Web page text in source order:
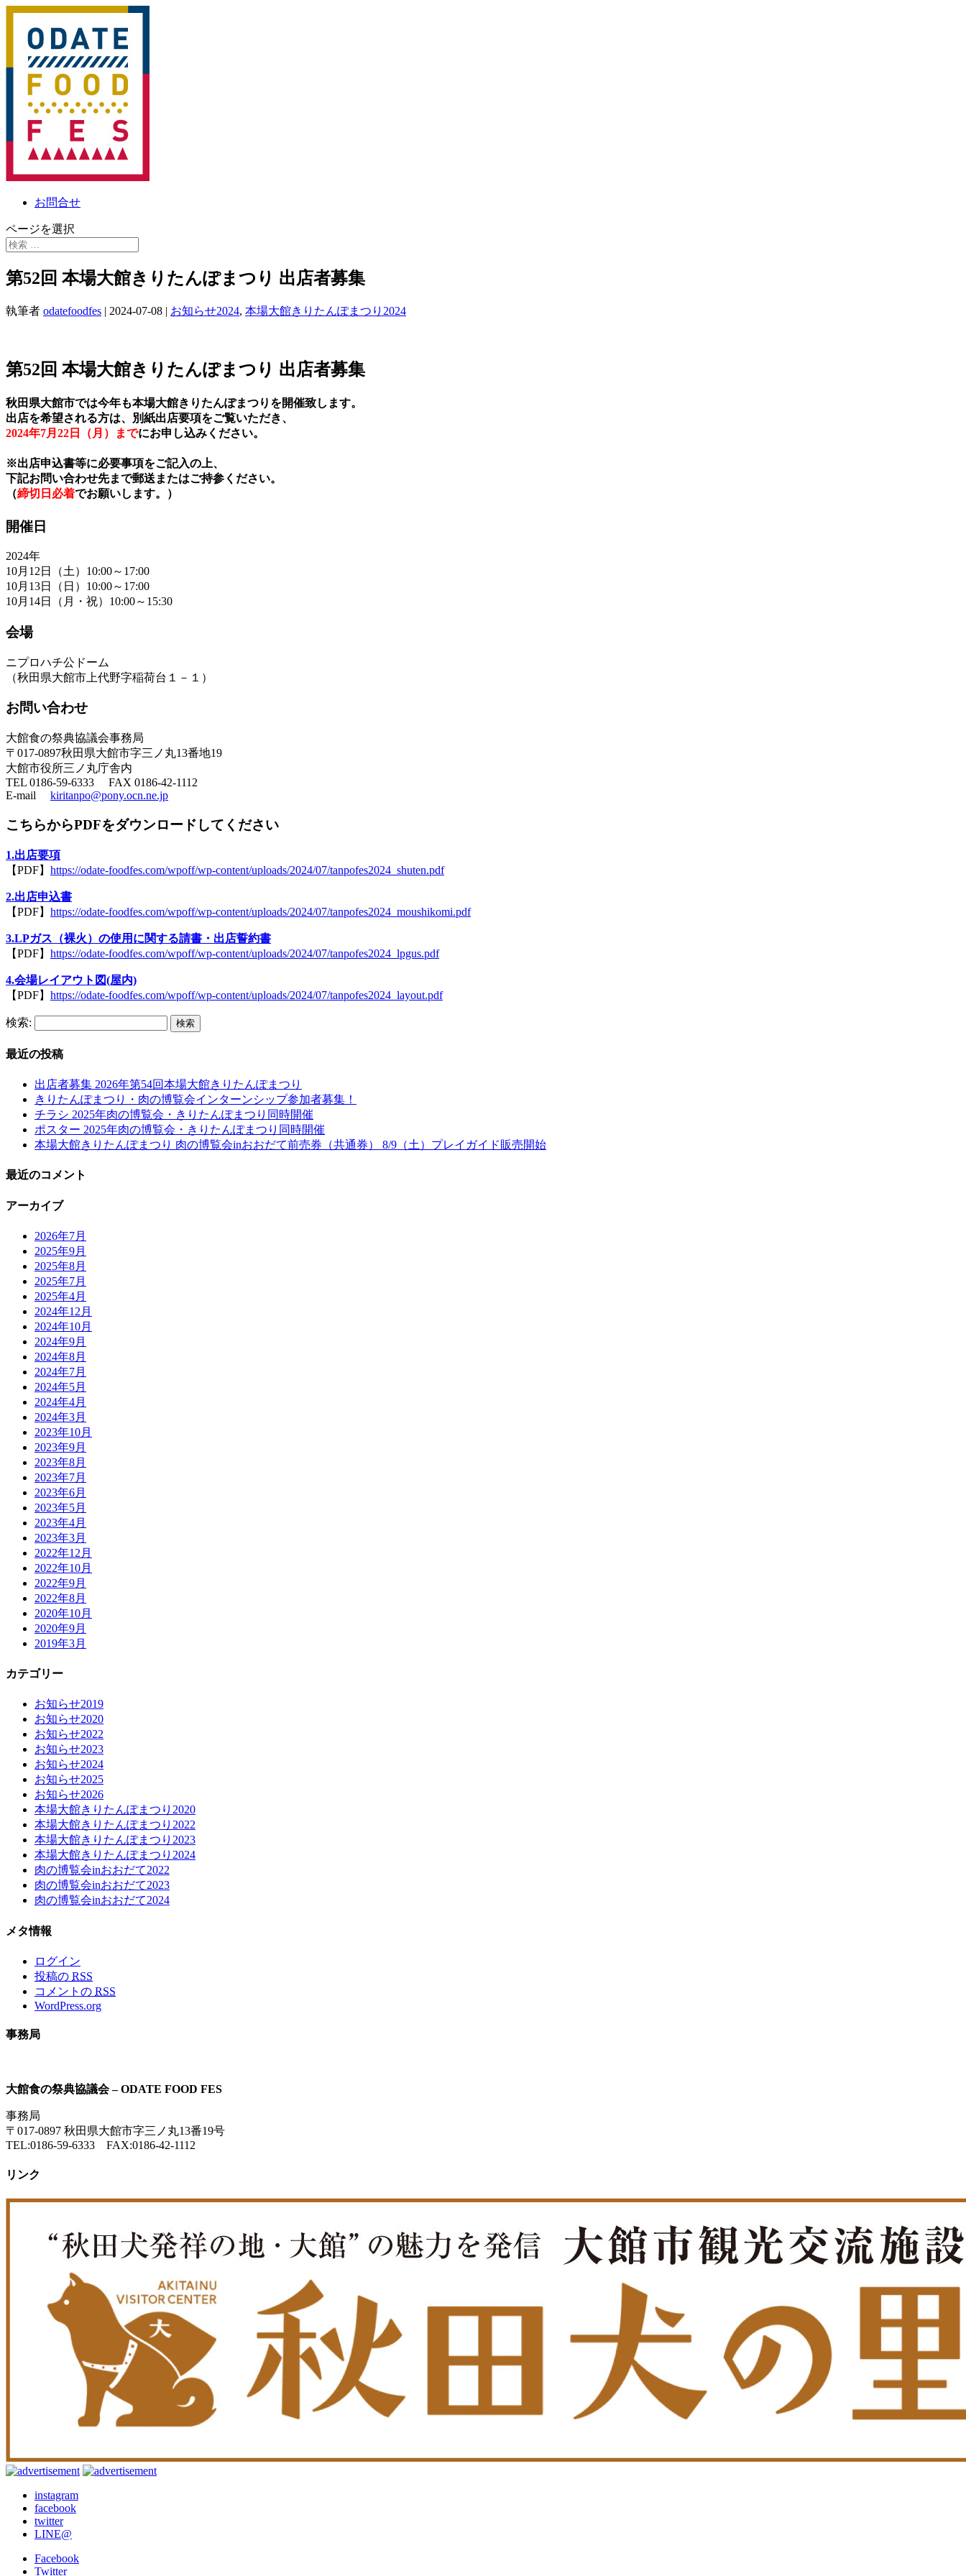
お問合せ
ページを選択
第52回 本場大館きりたんぽまつり 出店者募集
執筆者 odatefoodfes | 2024-07-08 | お知らせ2024, 本場大館きりたんぽまつり2024
第52回 本場大館きりたんぽまつり 出店者募集
秋田県大館市では今年も本場大館きりたんぽまつりを開催致します。
出店を希望される方は、別紙出店要項をご覧いただき、
2024年7月22日（月）までにお申し込みください。
※出店申込書等に必要事項をご記入の上、
下記お問い合わせ先まで郵送またはご持参ください。
（締切日必着でお願いします。）
開催日
2024年
10月12日（土）10:00～17:00
10月13日（日）10:00～17:00
10月14日（月・祝）10:00～15:30
会場
ニプロハチ公ドーム
（秋田県大館市上代野字稲荷台１－１）
お問い合わせ
大館食の祭典協議会事務局
〒017-0897秋田県大館市字三ノ丸13番地19
大館市役所三ノ丸庁舎内
TEL 0186-59-6333 FAX 0186-42-1112
E-mail kiritanpo@pony.ocn.ne.jp
こちらからPDFをダウンロードしてください
1.出店要項
【PDF】 https://odate-foodfes.com/wpoff/wp-content/uploads/2024/07/tanpofes2024_shuten.pdf
2.出店申込書
【PDF】 https://odate-foodfes.com/wpoff/wp-content/uploads/2024/07/tanpofes2024_moushikomi.pdf
3.LPガス（裸火）の使用に関する請書・出店誓約書
【PDF】 https://odate-foodfes.com/wpoff/wp-content/uploads/2024/07/tanpofes2024_lpgus.pdf
4.会場レイアウト図(屋内)
【PDF】 https://odate-foodfes.com/wpoff/wp-content/uploads/2024/07/tanpofes2024_layout.pdf
検索:
最近の投稿
出店者募集 2026年第54回本場大館きりたんぽまつり
きりたんぽまつり・肉の博覧会インターンシップ参加者募集！
チラシ 2025年肉の博覧会・きりたんぽまつり同時開催
ポスター 2025年肉の博覧会・きりたんぽまつり同時開催
本場大館きりたんぽまつり 肉の博覧会inおおだて前売券（共通券） 8/9（土）プレイガイド販売開始
最近のコメント
アーカイブ
2026年7月
2025年9月
2025年8月
2025年7月
2025年4月
2024年12月
2024年10月
2024年9月
2024年8月
2024年7月
2024年5月
2024年4月
2024年3月
2023年10月
2023年9月
2023年8月
2023年7月
2023年6月
2023年5月
2023年4月
2023年3月
2022年12月
2022年10月
2022年9月
2022年8月
2020年10月
2020年9月
2019年3月
カテゴリー
お知らせ2019
お知らせ2020
お知らせ2022
お知らせ2023
お知らせ2024
お知らせ2025
お知らせ2026
本場大館きりたんぽまつり2020
本場大館きりたんぽまつり2022
本場大館きりたんぽまつり2023
本場大館きりたんぽまつり2024
肉の博覧会inおおだて2022
肉の博覧会inおおだて2023
肉の博覧会inおおだて2024
メタ情報
ログイン
投稿の RSS
コメントの RSS
WordPress.org
事務局
大館食の祭典協議会 – ODATE FOOD FES
事務局
〒017-0897 秋田県大館市字三ノ丸13番19号
TEL:0186-59-6333 FAX:0186-42-1112
リンク
instagram
facebook
twitter
LINE@
Facebook
Twitter